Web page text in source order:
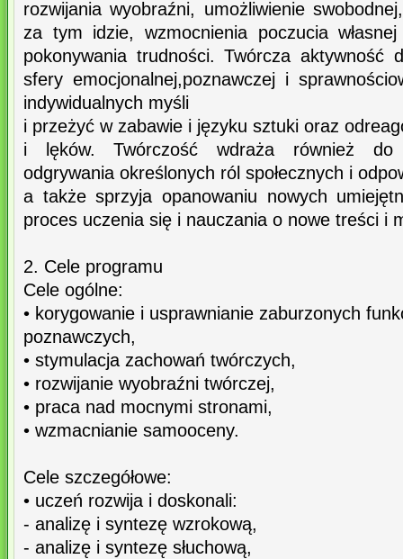
rozwijania wyobraźni, umożliwienie
za tym idzie, wzmocnienia poczucia
pokonywania trudności. Twórcza aktywność
sfery emocjonalnej,poznawczej i
indywidualnych myśli
i przeżyć w zabawie i języku sztuki oraz
i lęków. Twórczość wdraża również do
odgrywania określonych ról społecznych i
a także sprzyja opanowaniu nowych
proces uczenia się i nauczania o nowe treści i
2. Cele programu
Cele ogólne:
• korygowanie i usprawnianie zaburzonych
poznawczych,
• stymulacja zachowań twórczych,
• rozwijanie wyobraźni twórczej,
• praca nad mocnymi stronami,
• wzmacnianie samooceny.
Cele szczegółowe:
• uczeń rozwija i doskonali:
- analizę i syntezę wzrokową,
- analizę i syntezę słuchową,